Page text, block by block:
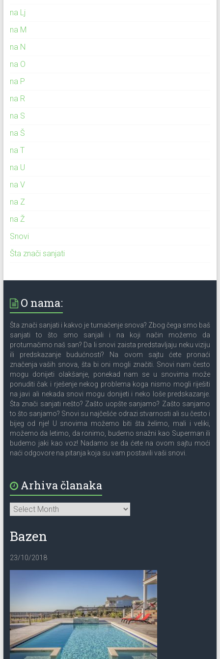
na Lj
na M
na N
na O
na P
na R
na S
na Š
na T
na U
na V
na Z
na Ž
Snovi
Šta znači sanjati
O nama:
Šta znači sanjati i kakvo je tumačenje snova? Zbog čega smo baš
sanjati to što smo sanjali i na koji način možemo da
protumačimo naš san? Da li snovi zaista predstavljaju neku viziju
ili predskazanje budućnosti? Na ovom sajtu ćete pronaći
značenja vaših snova, šta bi oni mogli značiti. Snovi nam često
mogu donijeti olakšanje, ponekad nam se u snovima može
ponuditi čak i rješenje nekog problema koga nismo mogli riješiti
na javi ali nekada snovi mogu donijeti i neko loše predskazanje.
Šta znači sanjati nešto? Zašto uopšte sanjamo? Zašto sanjamo
to što sanjamo? Snovi su najčešće odrazi stvarnosti ali su često i
bijeg od nje! U snovima možemo biti šta želimo, mali i veliki,
možemo da letimo, da ronimo, budemo snažni kao Superman ili
budemo jaki kao voz! Nadamo se da ćete na ovom sajtu moći
naći odgovore na pitanja koja su vam postavili vaši snovi.
Arhiva članaka
Bazen
23/10/2018